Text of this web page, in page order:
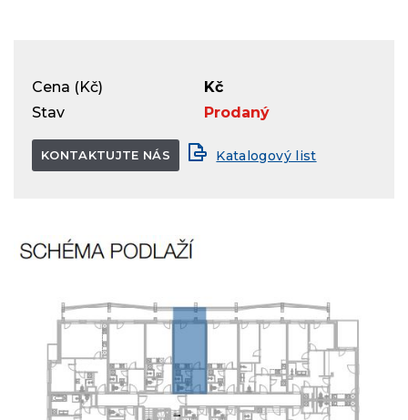
Cena (Kč)
Kč
Stav
Prodaný
KONTAKTUJTE NÁS Katalogový list